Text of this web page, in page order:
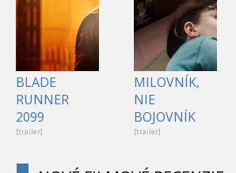
BLADE
RUNNER
2099
[trailer]
MILOVNÍK,
NIE
BOJOVNÍK
[trailer]